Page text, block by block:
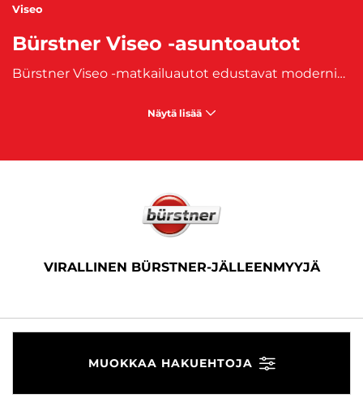
Viseo
Bürstner Viseo -asuntoautot
Bürstner Viseo -matkailuautot edustavat modernia matkailuajoneuvojen suunnittelua, jossa yhdistyvät saksalainen laatu, harkitut tilaratkaisut ja elegantti muotoilu. Täysin integroidut mallit tarjoavat avaran ohjaamonäkymän, erinomaisen ajettavuuden ja viihtyisät asuintilat – täydellinen valinta niille, jotka haluavat tehdä matkustamisesta elämyksen. Valikoimaan kuuluvat muun muassa suositut mallit
Näytä lisää
VIRALLINEN BÜRSTNER-JÄLLEENMYYJÄ
MUOKKAA HAKUEHTOJA